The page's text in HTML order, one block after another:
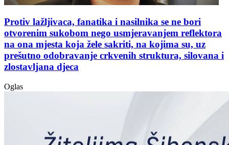
Protiv lažljivaca, fanatika i nasilnika se ne bori
otvorenim sukobom nego usmjeravanjem reflektora
na ona mjesta koja žele sakriti, na kojima su, uz
prešutno odobravanje crkvenih struktura, silovana i
zlostavljana djeca
Oglas